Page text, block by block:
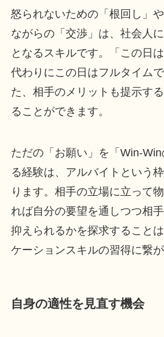
怒られないための「根回し」
ながらの「交渉」は、社会人
となるスキルです。「この日
代わりにこの日はフルタイム
た、相手のメリットも提示す
ることができます。
ただの「お願い」を「Win-
る経験は、アルバイトという
ります。相手の立場に立って
れば自分の要望を通しつつ相
抑えられるかを探求すること
ケーションスキルの習得に繋が
自身の適性を見直す機会